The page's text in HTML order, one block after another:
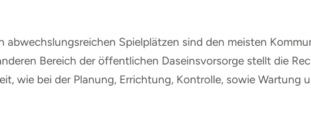
Spielplätzen sind den meisten
Bereich der öffentlichen Daseinsvorsorge stellt die
wie bei der Planung, Errichtung, Kontrolle, sowie Wartung